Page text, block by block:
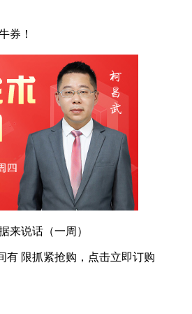
券！
来说话（一周）
有 限抓紧抢购，点击立即订购